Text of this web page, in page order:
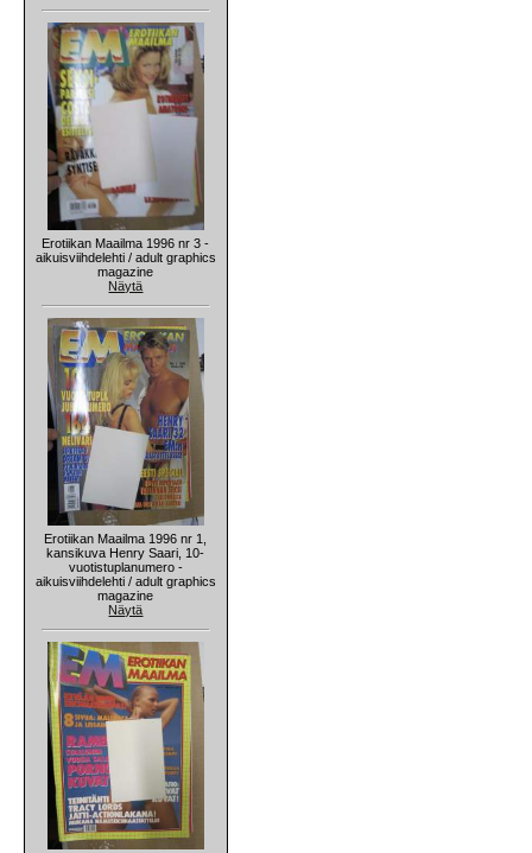
Erotiikan Maailma 1996 nr 3 -
aikuisviihdelehti / adult graphics
magazine
Näytä
Erotiikan Maailma 1996 nr 1,
kansikuva Henry Saari, 10-
vuotistuplanumero -
aikuisviihdelehti / adult graphics
magazine
Näytä